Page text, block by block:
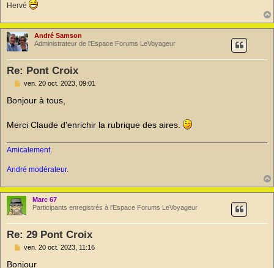
u
Hervé
André Samson
Administrateur de l'Espace Forums LeVoyageur
Re: Pont Croix
M
s
s
g
e
n
u
ven. 20 oct. 2023, 09:01
Bonjour à tous,
Merci Claude d'enrichir la rubrique des aires.
Amicalement.
André modérateur.
Marc 67
Participants enregistrés à l'Espace Forums LeVoyageur
Re: 29 Pont Croix
M
s
ven. 20 oct. 2023, 11:16
Bonjour